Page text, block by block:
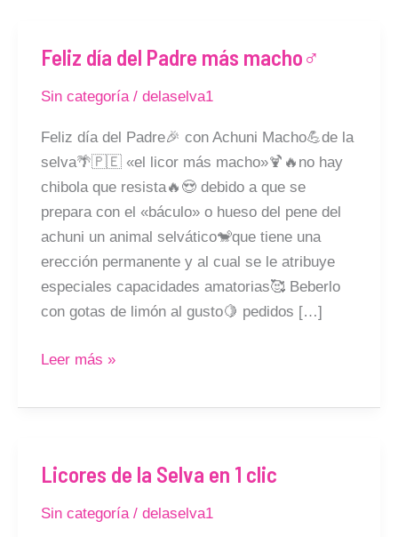
Feliz día del Padre más macho♂
Sin categoría/ delaselva1
Feliz día del Padre🎉 con Achuni Macho💪de la
selva🌴🇵🇪 «el licor más macho»🍹🔥no hay
chibola que resista🔥😍 debido a que se
prepara con el «báculo» o hueso del pene del
achuni un animal selvático🐒que tiene una
erección permanente y al cual se le atribuye
especiales capacidades amatorias🥰 Beberlo
con gotas de limón al gusto🍋 pedidos […]
Feliz
del
Padre
más
macho♂
Leer más »
Licores de la Selva en 1 clic
Sin categoría/ delaselva1
Licores
la